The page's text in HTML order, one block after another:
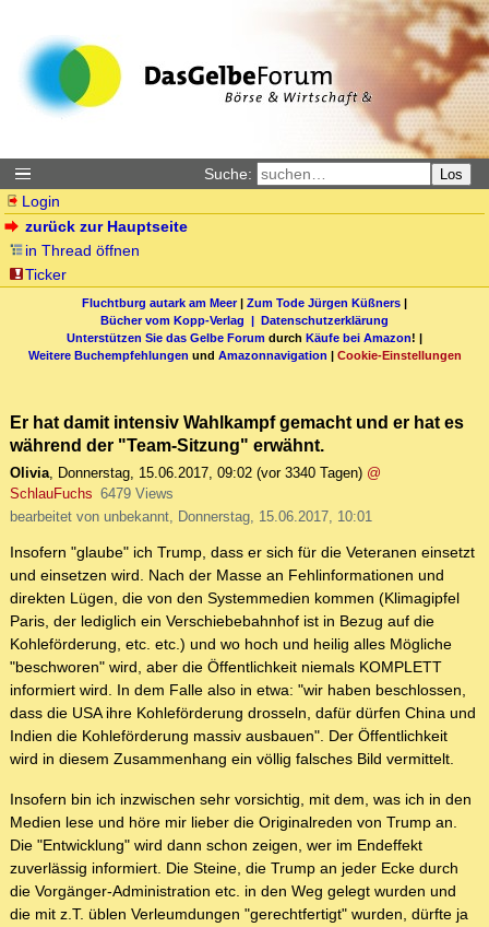
Suche: Los
Login
zurück zur Hauptseite
in Thread öffnen
Ticker
Fluchtburg autark am Meer| Zum Tode Jürgen Küßners |
Bücher vom Kopp-Verlag | Datenschutzerklärung
Unterstützen Sie das Gelbe Forum durch Käufe bei Amazon! |
Weitere Buchempfehlungen und Amazonnavigation | Cookie-Einstellungen
Er hat damit intensiv Wahlkampf gemacht und er hat es
während der "Team-Sitzung" erwähnt.
Olivia, Donnerstag, 15.06.2017, 09:02 (vor 3340 Tagen) @
SchlauFuchs 6479 Views
bearbeitet von unbekannt, Donnerstag, 15.06.2017, 10:01
Insofern "glaube" ich Trump, dass er sich für die Veteranen einsetzt
und einsetzen wird. Nach der Masse an Fehlinformationen und
direkten Lügen, die von den Systemmedien kommen (Klimagipfel
Paris, der lediglich ein Verschiebebahnhof ist in Bezug auf die
Kohleförderung, etc. etc.) und wo hoch und heilig alles Mögliche
"beschworen" wird, aber die Öffentlichkeit niemals KOMPLETT
informiert wird. In dem Falle also in etwa: "wir haben beschlossen,
dass die USA ihre Kohleförderung drosseln, dafür dürfen China und
Indien die Kohleförderung massiv ausbauen". Der Öffentlichkeit
wird in diesem Zusammenhang ein völlig falsches Bild vermittelt.
Insofern bin ich inzwischen sehr vorsichtig, mit dem, was ich in den
Medien lese und höre mir lieber die Originalreden von Trump an.
Die "Entwicklung" wird dann schon zeigen, wer im Endeffekt
zuverlässig informiert. Die Steine, die Trump an jeder Ecke durch
die Vorgänger-Administration etc. in den Weg gelegt wurden und
die mit z.T. üblen Verleumdungen "gerechtfertigt" wurden, dürfte ja